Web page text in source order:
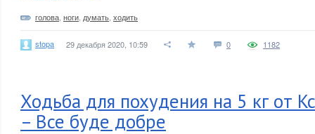
голова ноги думать ходить
stopa 29 декабря 2020, 10:59 0 1182
Ходьба для похудения на 5 кг от
– Все буде добре